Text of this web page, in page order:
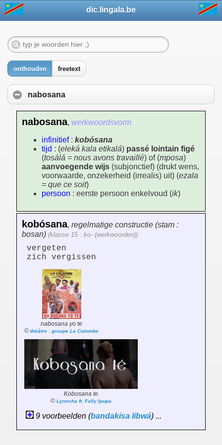
dic.lingala.be
onthouden freetext
nabosana
nabosana, werkwoordsvorm
infinitief: kobósana
tijd : (eleká kala etikalá) passé lointain figé
(tosálá = nous avons travaillé) of (mposa)
aanvoegende wijs (subjonctief) (drukt wens,
voorwaarde, onzekerheid (irrealis) uit) (ezala
= que ce soit)
persoon : eerste persoon enkelvoud (ik)
kobósana, regelmatige constructie (stam :
bosan) (klasse 15 : ko- (werkwoorden))
vergeten
zich vergissen
nabosana yo te
© théâtre : groupe La Colombe
Kobosana te
© Lynnsha ft. Fally Ipupa
9 voorbeelden (bandakisa libwá) ...